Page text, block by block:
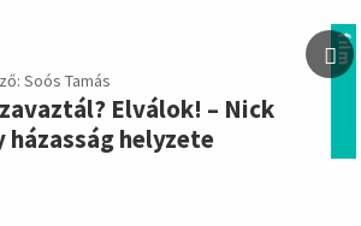
film
Soós Tamás
Elválok! – Nick
házasság helyzete